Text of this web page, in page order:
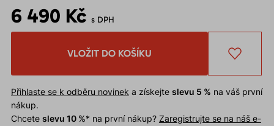
6 490 Kč s DPH
VLOŽIT DO KOŠÍKU
Přihlaste se k odběru novinek a získejte slevu 5 % na váš první
nákup.
Chcete slevu 10 %* na první nákup? Zaregistrujte se na náš e-